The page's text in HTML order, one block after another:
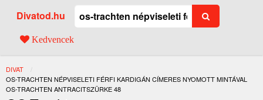
Divatod.hu
Kedvencek
DIVAT
JELENLEGI:
OS-TRACHTEN NÉPVISELETI FÉRFI KARDIGÁN CÍMERES NYOMOTT MINTÁVAL
OS-TRACHTEN ANTRACITSZÜRKE 48